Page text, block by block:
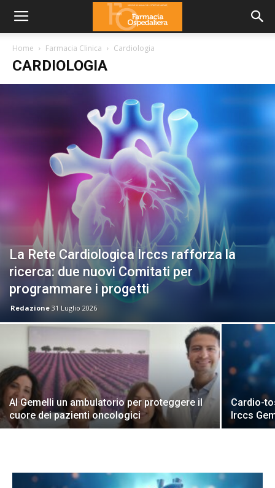
Home Farmacia Clinica Cardiologia
CARDIOLOGIA
La Rete Cardiologica Irccs rafforza la
ricerca: due nuovi Comitati per
programmare i progetti
Redazione 31 Luglio 2026
Al Gemelli un ambulatorio per proteggere il
cuore dei pazienti oncologici
Cardio-
Irccs